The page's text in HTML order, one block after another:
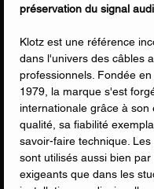
préservation du signal
Klotz est une référence
dans l'univers des câbles
professionnels. Fondée
1979, la marque s'est
internationale grâce à son
qualité, sa fiabilité
savoir-faire technique.
sont utilisés aussi bien
exigeants que dans les